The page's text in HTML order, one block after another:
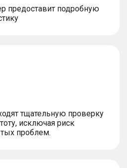
предоставит подробную
тщательную проверку
исключая риск
проблем.